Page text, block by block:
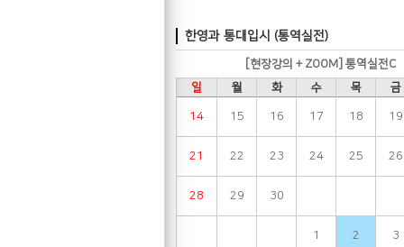
한영과 통대입시 (통역실전)
[현장강의 + ZOOM] 통역실전C
일
월 화 수 목 금
14 15 16 17 18 19
21 22 23 24 25 26
28 29 30
1 2 3